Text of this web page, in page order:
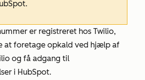
er registreret hos Twilio,
at foretage opkald ved hjælp af
og få adgang til
i HubSpot.